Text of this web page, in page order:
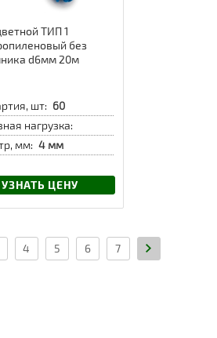
ТИП 1
без
d6мм 20м
шт: 60
нагрузка:
мм: 4 мм
УЗНАТЬ ЦЕНУ
4 5 6 7